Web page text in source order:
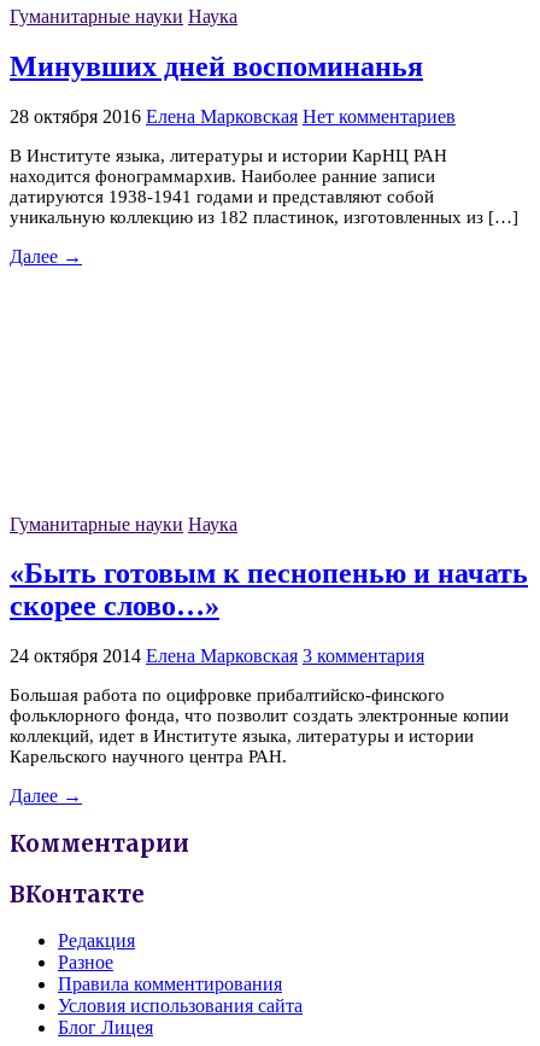
Гуманитарные науки Наука
Минувших дней воспоминанья
28 октября 2016 Елена Марковская Нет комментариев
В Институте языка, литературы и истории КарНЦ РАН
находится фонограммархив. Наиболее ранние записи
датируются 1938-1941 годами и представляют собой
уникальную коллекцию из 182 пластинок, изготовленных из […]
Далее →
Гуманитарные науки Наука
«Быть готовым к песнопенью и начать
скорее слово…»
24 октября 2014 Елена Марковская 3 комментария
Большая работа по оцифровке прибалтийско-финского
фольклорного фонда, что позволит создать электронные копии
коллекций, идет в Институте языка, литературы и истории
Карельского научного центра РАН.
Далее →
Комментарии
ВКонтакте
Редакция
Разное
Правила комментирования
Условия использования сайта
Блог Лицея